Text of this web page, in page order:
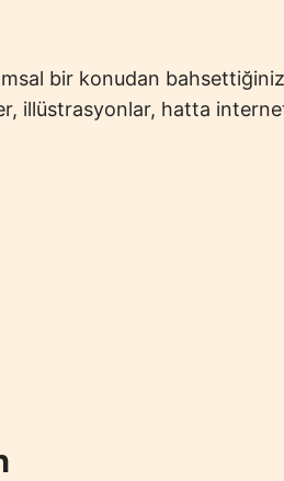
bir konudan
illüstrasyonlar, hatta